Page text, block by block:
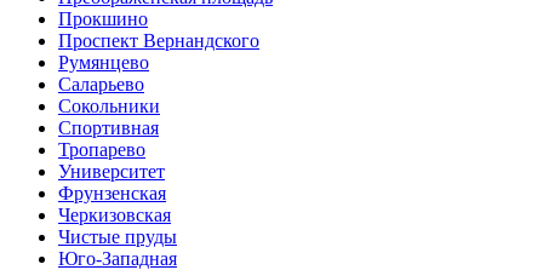
Прокшино
Проспект Вернандского
Румянцево
Саларьево
Сокольники
Спортивная
Тропарево
Университет
Фрунзенская
Черкизовская
Чистые пруды
Юго-Западная